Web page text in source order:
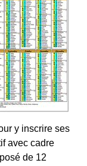
y inscrire ses
avec cadre
de 12